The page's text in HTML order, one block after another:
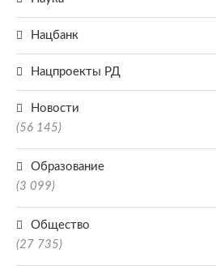
Нацбанк
Нацпроекты РД
Новости
(56 145)
Образование
(3 099)
Общество
(27 735)